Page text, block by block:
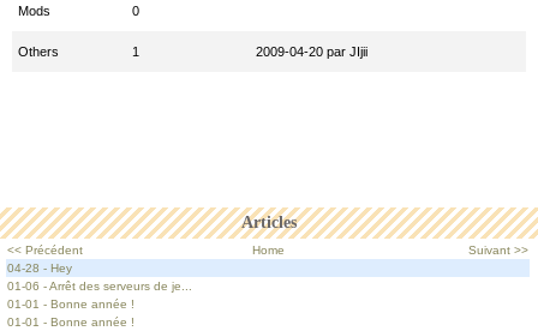
Articles
<< Précédent Home
Suivant >>
04-28 - Hey
01-06 - Arrêt des serveurs de je...
01-01 - Bonne année !
01-01 - Bonne année !
Mods 0
Others 1 2009-04-20 par JIjii